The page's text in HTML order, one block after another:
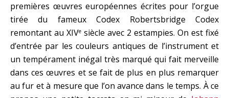
premières œuvres européennes écrites pour l’orgue
tirée du fameux Codex Robertsbridge Codex
remontant au XIVe siècle avec 2 estampies. On est fixé
d’entrée par les couleurs antiques de l’instrument et
un tempérament inégal très marqué qui fait merveille
dans ces œuvres et se fait de plus en plus remarquer
au fur et à mesure que l’on avance dans le temps. À ce